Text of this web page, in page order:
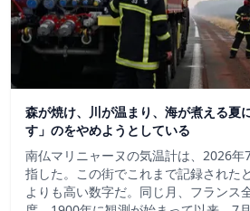
森が焼け、川が温まり、海が煮える夏
す」のをやめようとしている
南仏マリニャーヌの気温計は、2026
指した。この街でこれまで記録された
よりも高い数字だ。同じ月、フランス